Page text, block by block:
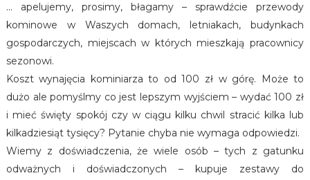
... apelujemy, prosimy, błagamy – sprawdźcie przewody
kominowe w Waszych domach, letniakach, budynkach
gospodarczych, miejscach w których mieszkają pracownicy
sezonowi.
Koszt wynajęcia kominiarza to od 100 zł w górę. Może to
dużo ale pomyślmy co jest lepszym wyjściem – wydać 100 zł
i mieć święty spokój czy w ciągu kilku chwil stracić kilka lub
kilkadziesiąt tysięcy? Pytanie chyba nie wymaga odpowiedzi.
Wiemy z doświadczenia, że wiele osób – tych z gatunku
odważnych i doświadczonych – kupuje zestawy do